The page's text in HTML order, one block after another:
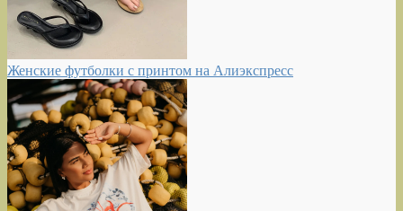
Женские футболки с принтом на Алиэкспресс